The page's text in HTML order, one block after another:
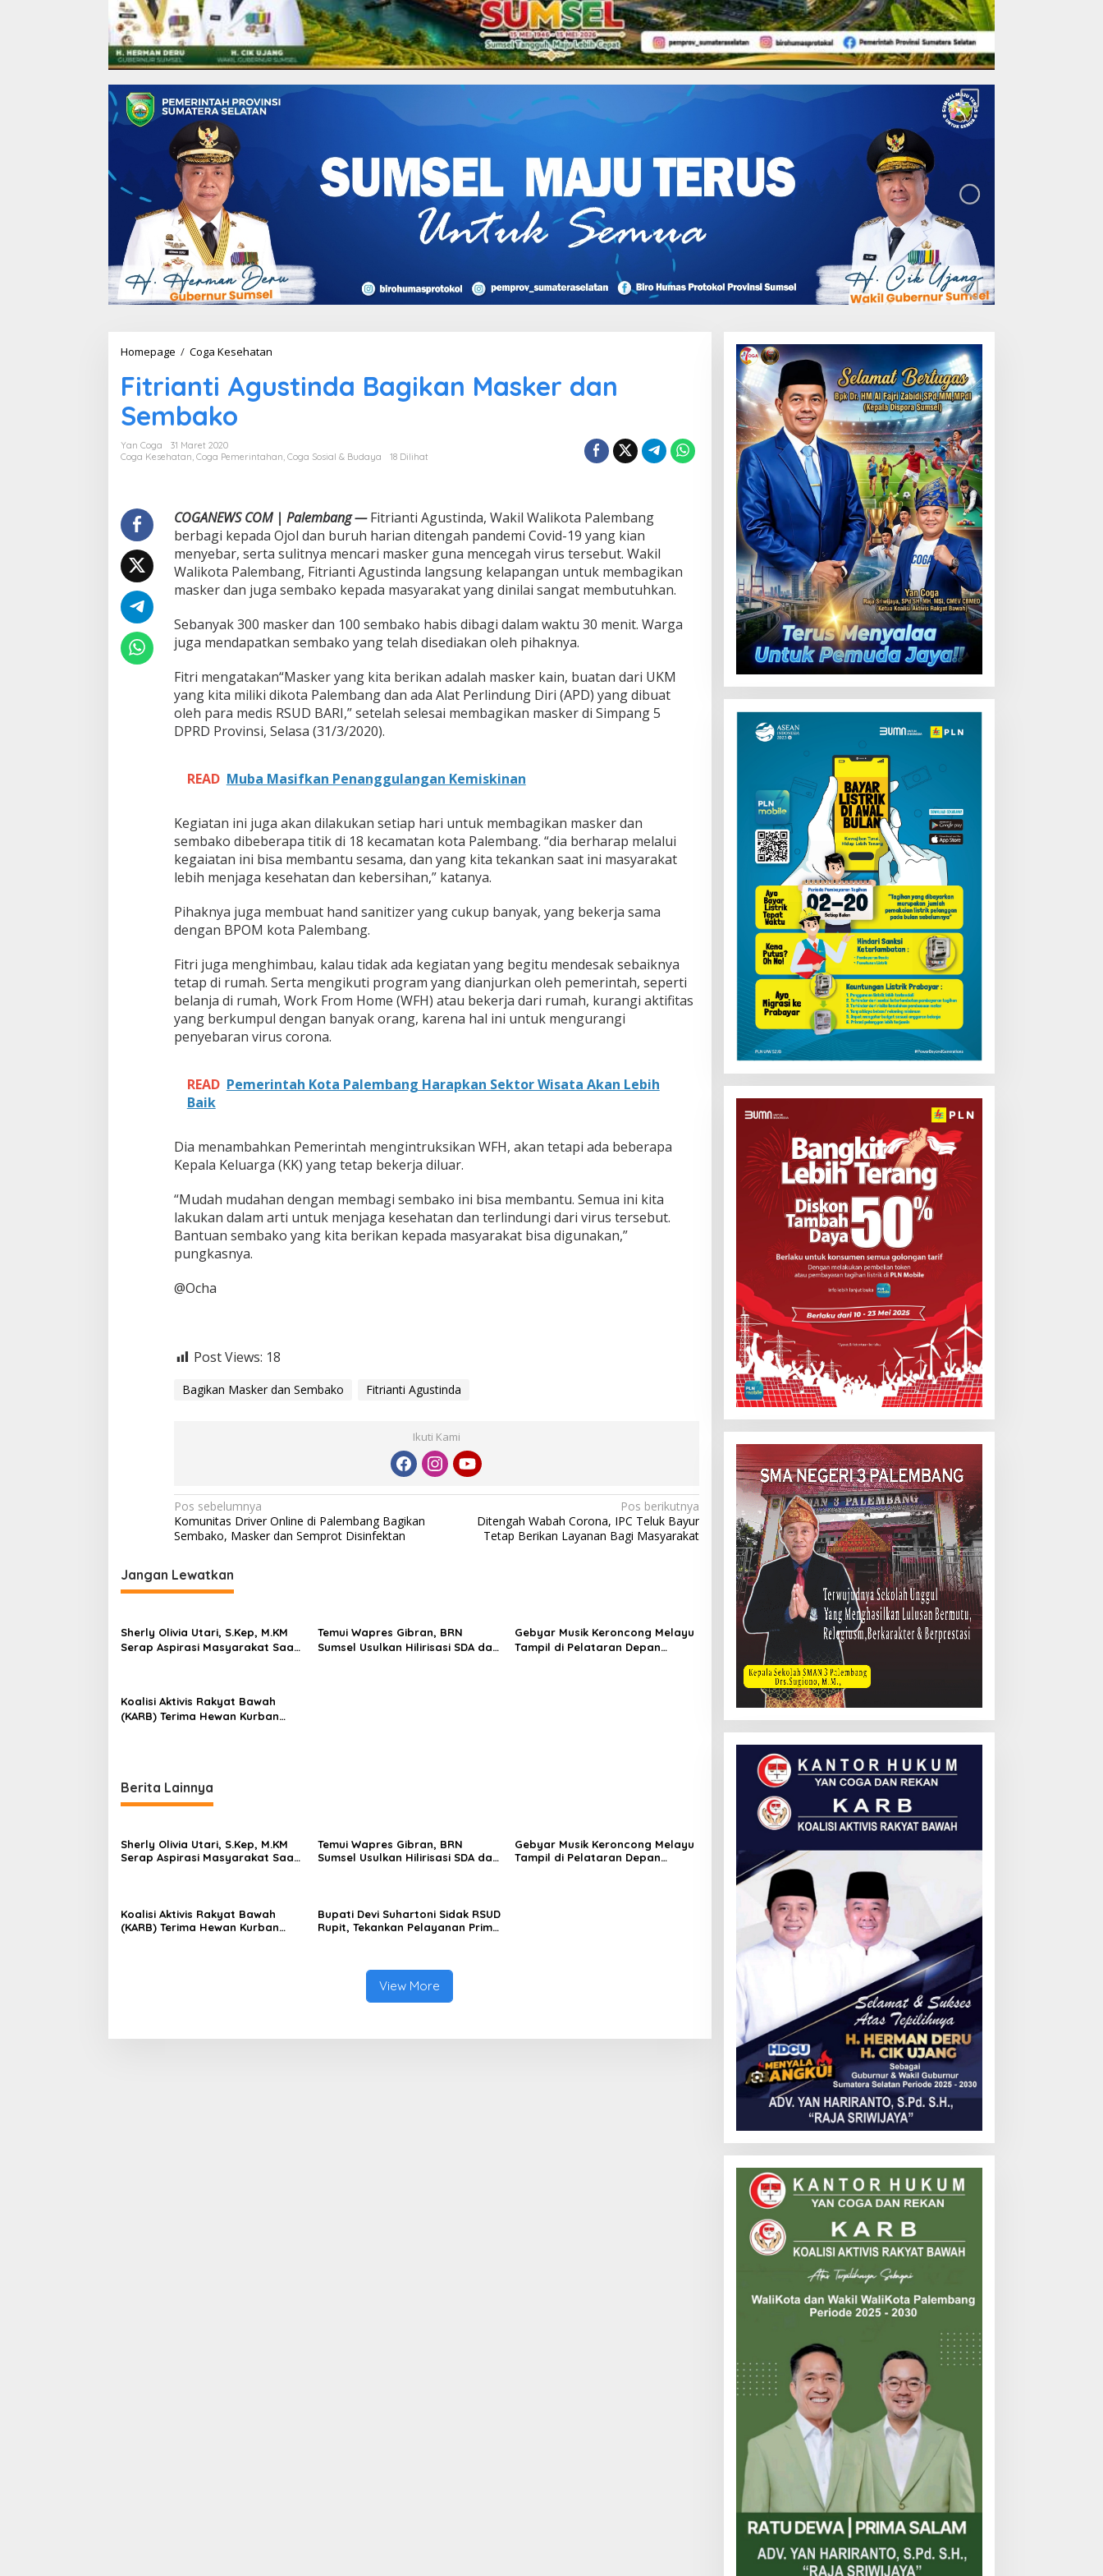
Homepage / Coga Kesehatan
t
r
t
u
s
t
i
n
d
a
g
k
a
n
M
a
e
a
n
S
e
m
a
k
Fitrianti Agustinda Bagikan Masker dan
Sembako
Yan Coga
31 Maret 2020
Coga Kesehatan, Coga Pemerintahan, Coga Sosial & Budaya 18 Dilihat
COGANEWS COM | Palembang — Fitrianti Agustinda, Wakil Walikota Palembang
berbagi kepada Ojol dan buruh harian ditengah pandemi Covid-19 yang kian
menyebar, serta sulitnya mencari masker guna mencegah virus tersebut. Wakil
Walikota Palembang, Fitrianti Agustinda langsung kelapangan untuk membagikan
masker dan juga sembako kepada masyarakat yang dinilai sangat membutuhkan.
Sebanyak 300 masker dan 100 sembako habis dibagi dalam waktu 30 menit. Warga
juga mendapatkan sembako yang telah disediakan oleh pihaknya.
Fitri mengatakan“Masker yang kita berikan adalah masker kain, buatan dari UKM
yang kita miliki dikota Palembang dan ada Alat Perlindung Diri (APD) yang dibuat
oleh para medis RSUD BARI,” setelah selesai membagikan masker di Simpang 5
DPRD Provinsi, Selasa (31/3/2020).
READ Muba Masifkan Penanggulangan Kemiskinan
Kegiatan ini juga akan dilakukan setiap hari untuk membagikan masker dan
sembako dibeberapa titik di 18 kecamatan kota Palembang. “dia berharap melalui
kegaiatan ini bisa membantu sesama, dan yang kita tekankan saat ini masyarakat
lebih menjaga kesehatan dan kebersihan,” katanya.
Pihaknya juga membuat hand sanitizer yang cukup banyak, yang bekerja sama
dengan BPOM kota Palembang.
Fitri juga menghimbau, kalau tidak ada kegiatan yang begitu mendesak sebaiknya
tetap di rumah. Serta mengikuti program yang dianjurkan oleh pemerintah, seperti
belanja di rumah, Work From Home (WFH) atau bekerja dari rumah, kurangi aktifitas
yang berkumpul dengan banyak orang, karena hal ini untuk mengurangi
penyebaran virus corona.
READ Pemerintah Kota Palembang Harapkan Sektor Wisata Akan Lebih
Baik
Dia menambahkan Pemerintah mengintruksikan WFH, akan tetapi ada beberapa
Kepala Keluarga (KK) yang tetap bekerja diluar.
“Mudah mudahan dengan membagi sembako ini bisa membantu. Semua ini kita
lakukan dalam arti untuk menjaga kesehatan dan terlindungi dari virus tersebut.
Bantuan sembako yang kita berikan kepada masyarakat bisa digunakan,”
pungkasnya.
@Ocha
Post Views: 18
Bagikan Masker dan Sembako Fitrianti Agustinda
Ikuti Kami
N
a
i
g
a
s
p
o
Pos sebelumnya
Komunitas Driver Online di Palembang Bagikan
Sembako, Masker dan Semprot Disinfektan
Pos berikutnya
Ditengah Wabah Corona, IPC Teluk Bayur
Tetap Berikan Layanan Bagi Masyarakat
Jangan Lewatkan
Sherly Olivia Utari, S.Kep, M.KM
Serap Aspirasi Masyarakat Saat
Temui Wapres Gibran, BRN
Sumsel Usulkan Hilirisasi SDA dan
Gebyar Musik Keroncong Melayu
Tampil di Pelataran Depan
Koalisi Aktivis Rakyat Bawah
(KARB) Terima Hewan Kurban
Berita Lainnya
Sherly Olivia Utari, S.Kep, M.KM
Serap Aspirasi Masyarakat Saat
Temui Wapres Gibran, BRN
Sumsel Usulkan Hilirisasi SDA dan
Gebyar Musik Keroncong Melayu
Tampil di Pelataran Depan
Koalisi Aktivis Rakyat Bawah
(KARB) Terima Hewan Kurban
Bupati Devi Suhartoni Sidak RSUD
Rupit, Tekankan Pelayanan Prima
View More